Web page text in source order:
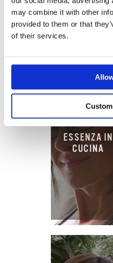
may combine it with other
provided to them or that
of their services.
VANIGLIA
ESSENZA IN
CUCINA